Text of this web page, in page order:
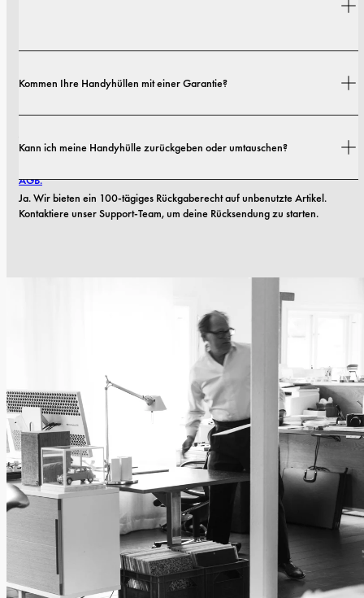
Details findest du in unserer Versandrichtlinie.
Kommen Ihre Handyhüllen mit einer Garantie?
innerhalb der ersten 12 Monate Material- oder Verarbeitungsfehler
AGB.
Kann ich meine Handyhülle zurückgeben oder umtauschen?
Ja. Wir bieten ein 100-tägiges Rückgaberecht auf unbenutzte Artikel.
Kontaktiere unser Support-Team, um deine Rücksendung zu starten.